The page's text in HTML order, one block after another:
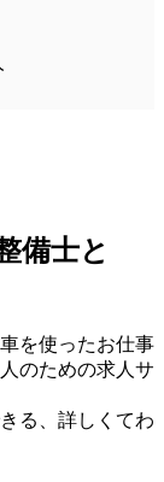
備士と
を使ったお仕事
のための求人サ
る、詳しくてわ